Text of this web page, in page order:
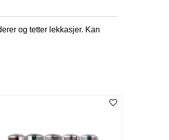
og tetter lekkasjer. Kan